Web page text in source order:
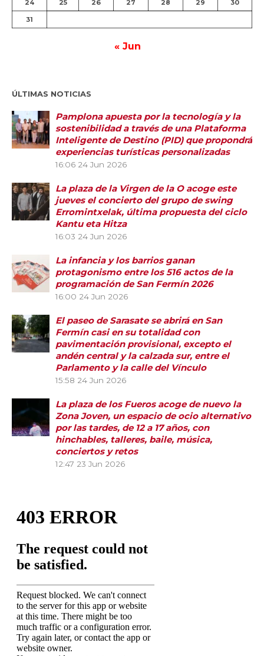
24 25 26 27 28 29 30
31
« Jun
ÚLTIMAS NOTICIAS
Pamplona apuesta por la tecnología y la
sostenibilidad a través de una Plataforma
Inteligente de Destino (PID) que propondrá
experiencias turísticas personalizadas
16:06 24 Jun 2026
La plaza de la Virgen de la O acoge este
jueves el concierto del grupo de swing
Erromintxelak, última propuesta del ciclo
Kantu eta Hitza
16:03 24 Jun 2026
La infancia y los barrios ganan
protagonismo entre los 516 actos de la
programación de San Fermín 2026
16:00 24 Jun 2026
El paseo de Sarasate se abrirá en San
Fermín casi en su totalidad con
pavimentación provisional, excepto el
andén central y la calzada sur, entre el
Parlamento y la calle del Vínculo
15:58 24 Jun 2026
La plaza de los Fueros acoge de nuevo la
Zona Joven, un espacio de ocio alternativo
por las tardes, de 12 a 17 años, con
hinchables, talleres, baile, música,
conciertos y retos
12:47 23 Jun 2026